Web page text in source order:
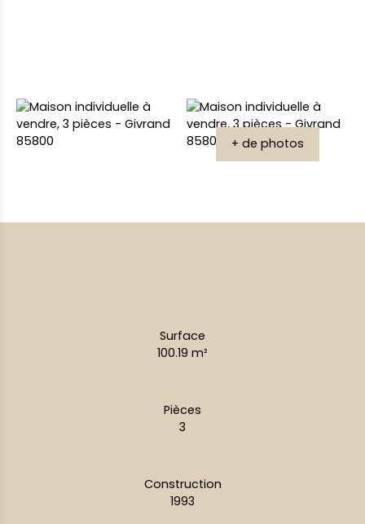
+ de photos
Surface
100.19 m²
Pièces
3
Construction
1993